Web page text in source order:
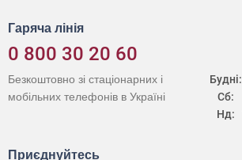
Гаряча лінія
0 800 30 20 60
Будні:
Сб:
Нд:
Безкоштовно зі стаціонарних і
мобільних телефонів в Україні
Приєднуйтесь